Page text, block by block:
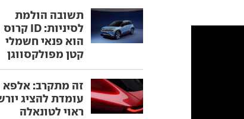
תשובה הולמת
לסיניות: ID קרוס
הוא פנאי חשמלי
קטן מפולקסווגן
זה מתקרב: אלפא
עומדת להציג
ראוי לטונאלה